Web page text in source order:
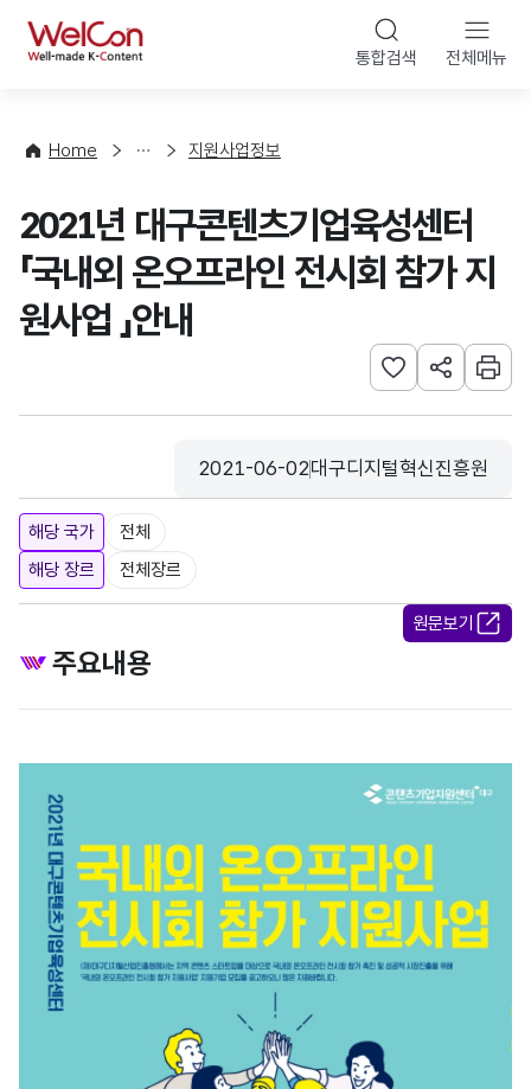
WelCon 통합검색 전체메뉴
Home
사
청
지원사업정보
2021년 대구콘텐츠기업육성센터
「국내외 온오프라인 전시회 참가 지
원사업 」안내
관심사 등록하기
URL 공유하
인쇄
등록일
2021-06-02
수집기관
대구디지털혁신진흥원
해당 국가
전체
해당 장르
전체장르
원문보기
주요내용